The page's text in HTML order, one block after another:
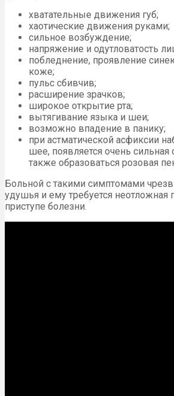
хватательные движения губ;
хаотические движения руками;
сильное возбуждение;
напряжение и одутловатость
побледнение, проявление
коже;
пульс сбивчив;
расширение зрачков;
широкое открытие рта;
вытягивание языка и шеи;
возможно впадение в панику;
при астматической асфиксии
шее, появляется очень
также образоваться розовая
Больной с такими симптомами
удушья и ему требуется
приступе болезни.